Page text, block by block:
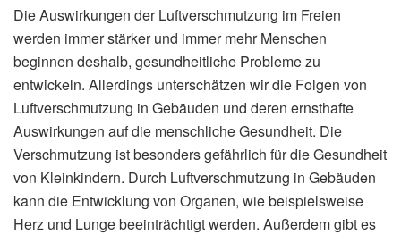
Die Auswirkungen der Luftverschmutzung im Freien
werden immer stärker und immer mehr Menschen
beginnen deshalb, gesundheitliche Probleme zu
entwickeln. Allerdings unterschätzen wir die Folgen von
Luftverschmutzung in Gebäuden und deren ernsthafte
Auswirkungen auf die menschliche Gesundheit. Die
Verschmutzung ist besonders gefährlich für die Gesundheit
von Kleinkindern. Durch Luftverschmutzung in Gebäuden
kann die Entwicklung von Organen, wie beispielsweise
Herz und Lunge beeinträchtigt werden. Außerdem gibt es